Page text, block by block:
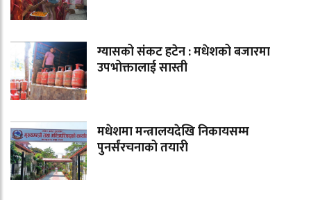
ग्यासको संकट हटेन : मधेशको बजारमा
उपभोक्तालाई सास्ती
मधेशमा मन्त्रालयदेखि निकायसम्म
पुनर्संरचनाको तयारी